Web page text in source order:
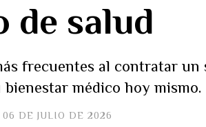
de salud
frecuentes al contratar
médico hoy mismo.
06 DE JULIO DE 2026